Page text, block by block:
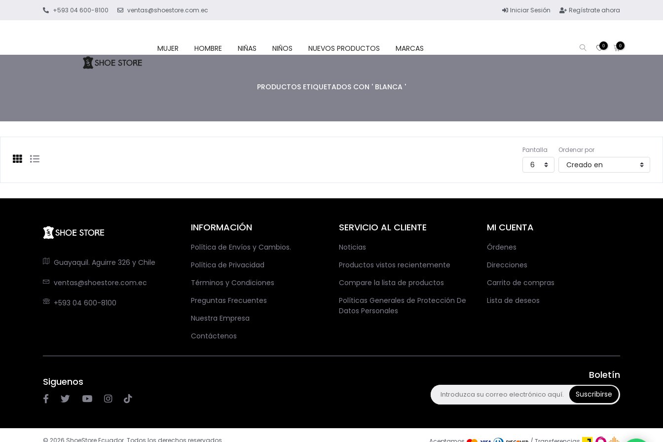
+593 04 600-8100 ventas@shoestore.com.ec Iniciar Sesión Regístrate ahora
MUJER HOMBRE NIÑAS NIÑOS NUEVOS PRODUCTOS MARCAS 0 0
PRODUCTOS ETIQUETADOS CON ' BLANCA '
Pantalla Ordenar por
Guayaquil. Aguirre 326 y Chile
ventas@shoestore.com.ec
+593 04 600-8100
INFORMACIÓN
Política de Envíos y Cambios.
Política de Privacidad
Términos y Condiciones
Preguntas Frecuentes
Nuestra Empresa
Contáctenos
SERVICIO AL CLIENTE
Noticias
Productos vistos recientemente
Compare la lista de productos
Políticas Generales de Protección De
Datos Personales
MI CUENTA
Órdenes
Direcciones
Carrito de compras
Lista de deseos
Siguenos
Boletín
Suscribirse
© 2026 ShoeStore Ecuador. Todos los derechos reservados.